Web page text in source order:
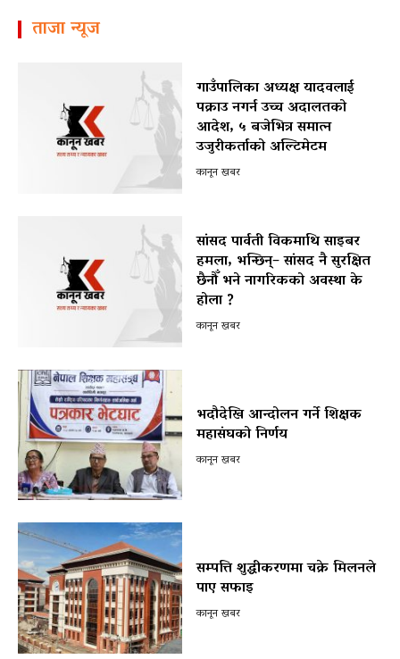
ताजा न्यूज
गाउँपालिका अध्यक्ष यादवलाई
पक्राउ नगर्न उच्च अदालतको
आदेश, ५ बजेभित्र समात्न
उजुरीकर्ताको अल्टिमेटम
कानून खबर
सांसद पार्वती विकमाथि साइबर
हमला, भन्छिन्– सांसद नै सुरक्षित
छैनौँ भने नागरिकको अवस्था के
होला ?
कानून खबर
भदौदेखि आन्दोलन गर्ने शिक्षक
महासंघको निर्णय
कानून खबर
सम्पत्ति शुद्धीकरणमा चक्रे मिलनले
पाए सफाइ
कानून खबर